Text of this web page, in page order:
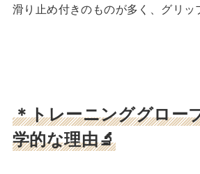
滑り止め付きのものが多く、グリッ
＊トレーニンググロー
学的な理由🔬